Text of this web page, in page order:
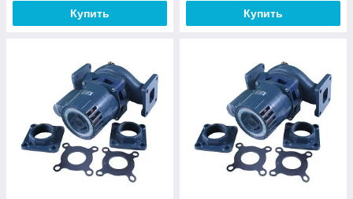
Купить Купить